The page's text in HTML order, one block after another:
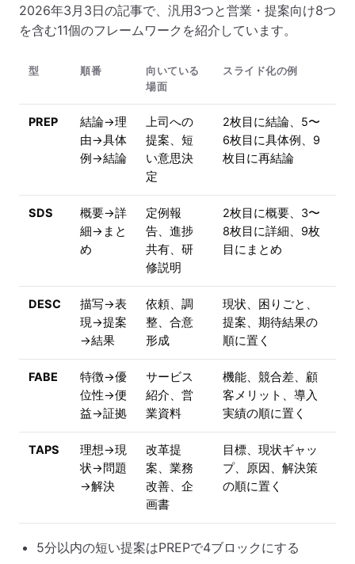
2026年3月3日の記事で、汎用3つと営業・提案向け8つ
を含む11個のフレームワークを紹介しています。
型 順番
向いている
場面
スライド化の例
PREP
結論→理
由→具体
例→結論
上司への
提案、短
い意思決
定
2枚目に結論、5〜
6枚目に具体例、9
枚目に再結論
SDS
概要→詳
細→まと
め
定例報
告、進捗
共有、研
修説明
2枚目に概要、3〜
8枚目に詳細、9枚
目にまとめ
DESC
描写→表
現→提案
→結果
依頼、調
整、合意
形成
現状、困りごと、
提案、期待結果の
順に置く
FABE
特徴→優
位性→便
益→証拠
サービス
紹介、営
業資料
機能、競合差、顧
客メリット、導入
実績の順に置く
TAPS
理想→現
状→問題
→解決
改革提
案、業務
改善、企
画書
目標、現状ギャッ
プ、原因、解決策
の順に置く
5分以内の短い提案はPREPで4ブロックにする